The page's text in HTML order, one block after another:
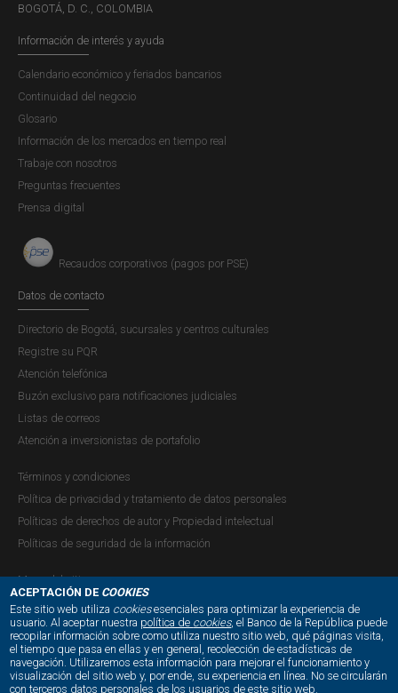
ACEPTACIÓN DE COOKIES
Este sitio web utiliza cookiesesenciales para optimizar la experiencia de
usuario. Al aceptar nuestra política de cookies, el Banco de la República puede
recopilar información sobre como utiliza nuestro sitio web, qué páginas visita,
el tiempo que pasa en ellas y en general, recolección de estadísticas de
navegación. Utilizaremos esta información para mejorar el funcionamiento y
visualización del sitio web y, por ende, su experiencia en línea. No se circularán
con terceros datos personales de los usuarios de este sitio web.
BOGOTÁ, D. C., COLOMBIA
Información de interés y ayuda
Calendario económico y feriados bancarios
Continuidad del negocio
Glosario
Información de los mercados en tiempo real
Trabaje con nosotros
Preguntas frecuentes
Prensa digital
Recaudos corporativos (pagos por PSE)
Datos de contacto
Directorio de Bogotá, sucursales y centros culturales
Registre su PQR
Atención telefónica
Buzón exclusivo para notificaciones judiciales
Listas de correos
Atención a inversionistas de portafolio
Términos y condiciones
Política de privacidad y tratamiento de datos personales
Políticas de derechos de autor y Propiedad intelectual
Políticas de seguridad de la información
Mapa del sitio
NUESTRAS REDES SOCIALES: